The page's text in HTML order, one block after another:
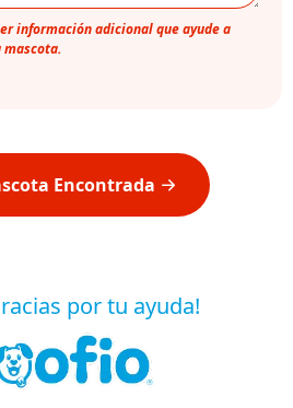
información adicional que ayude a
mascota.
Encontrada
por tu ayuda!